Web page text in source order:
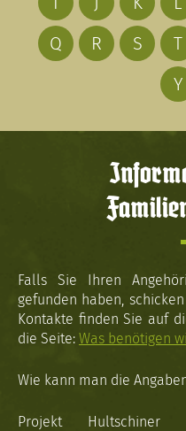
Q
R S T
Y
Falls Sie Ihren
gefunden haben,
Kontakte finden Sie auf
die Seite: Was benötigen
Wie kann man die
Projekt Hultschiner